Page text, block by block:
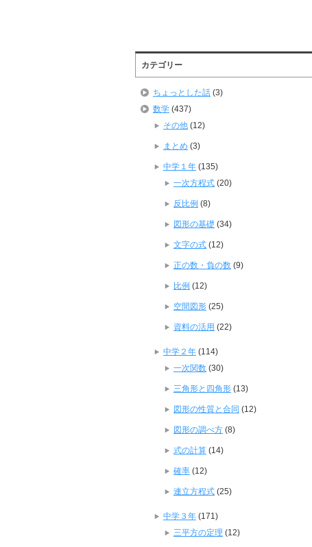
カテゴリー
ちょっとした話 (3)
数学 (437)
その他 (12)
まとめ (3)
中学１年 (135)
一次方程式 (20)
反比例 (8)
図形の基礎 (34)
文字の式 (12)
正の数・負の数 (9)
比例 (12)
空間図形 (25)
資料の活用 (22)
中学２年 (114)
一次関数 (30)
三角形と四角形 (13)
図形の性質と合同 (12)
図形の調べ方 (8)
式の計算 (14)
確率 (12)
連立方程式 (25)
中学３年 (171)
三平方の定理 (12)